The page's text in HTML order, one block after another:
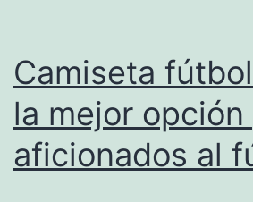
Camiseta
la mejor opción
aficionados al